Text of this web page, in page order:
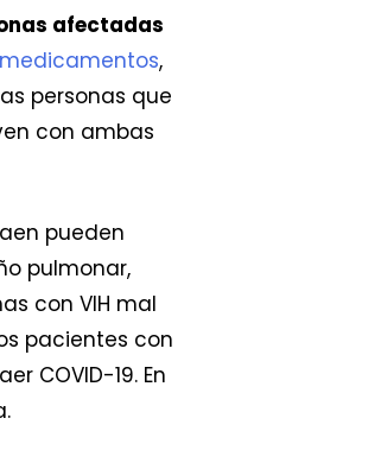
afectadas
,
personas que
con ambas
pueden
pulmonar,
con VIH mal
pacientes con
COVID-19. En